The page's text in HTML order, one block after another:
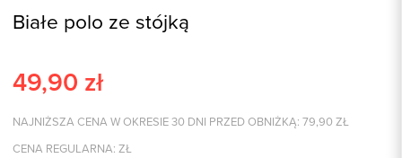
Białe polo ze stójką
49,90 zł
NAJNIŻSZA CENA W OKRESIE 30 DNI PRZED OBNIŻKĄ: 79,90 ZŁ
CENA REGULARNA: ZŁ